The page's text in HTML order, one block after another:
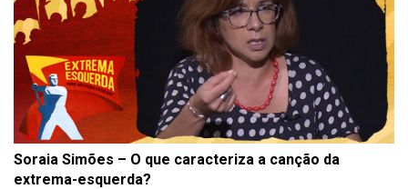
Soraia Simões – O que caracteriza a canção da
extrema-esquerda?